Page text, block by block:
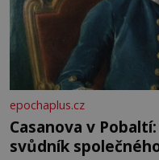
epochaplus.cz
Casanova v
svůdník